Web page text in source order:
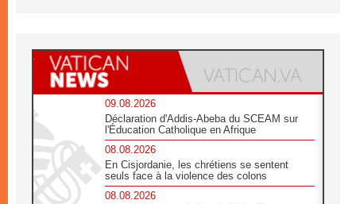
09.08.2026
Déclaration d'Addis-Abeba du SCEAM sur
l'Éducation Catholique en Afrique
08.08.2026
En Cisjordanie, les chrétiens se sentent
seuls face à la violence des colons
08.08.2026